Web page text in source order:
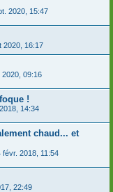
2020, 15:47
2020, 16:17
2020, 09:16
!
14:34
chaud... et
févr. 2018, 11:54
22:49